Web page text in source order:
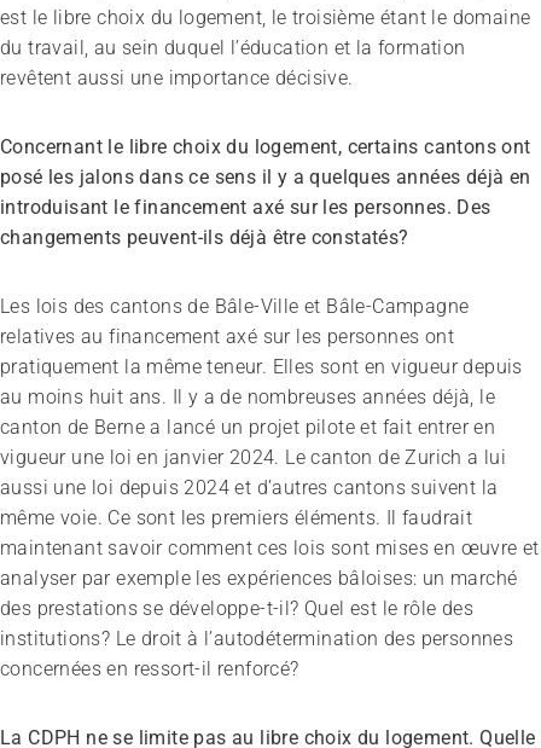
est le libre choix du logement, le troisième étant le domaine
du travail, au sein duquel l’éducation et la formation
revêtent aussi une importance décisive.
Concernant le libre choix du logement, certains cantons ont
posé les jalons dans ce sens il y a quelques années déjà en
introduisant le financement axé sur les personnes. Des
changements peuvent-ils déjà être constatés?
Les lois des cantons de Bâle-Ville et Bâle-Campagne
relatives au financement axé sur les personnes ont
pratiquement la même teneur. Elles sont en vigueur depuis
au moins huit ans. Il y a de nombreuses années déjà, le
canton de Berne a lancé un projet pilote et fait entrer en
vigueur une loi en janvier 2024. Le canton de Zurich a lui
aussi une loi depuis 2024 et d’autres cantons suivent la
même voie. Ce sont les premiers éléments. Il faudrait
maintenant savoir comment ces lois sont mises en œuvre et
analyser par exemple les expériences bâloises: un marché
des prestations se développe-t-il? Quel est le rôle des
institutions? Le droit à l’autodétermination des personnes
concernées en ressort-il renforcé?
La CDPH ne se limite pas au libre choix du logement. Quelle